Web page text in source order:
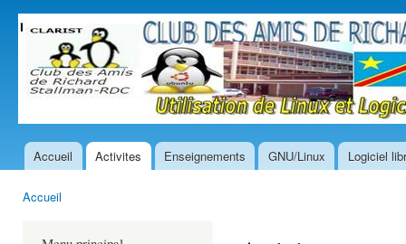
Menu principal
Accueil Activites Enseignements GNU/Linux Logiciel
Accueil